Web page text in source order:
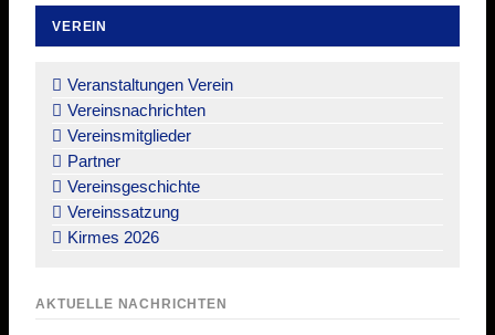
VEREIN
überspringen
Veranstaltungen Verein
Vereinsnachrichten
Vereinsmitglieder
Partner
Vereinsgeschichte
Vereinssatzung
Kirmes 2026
AKTUELLE NACHRICHTEN